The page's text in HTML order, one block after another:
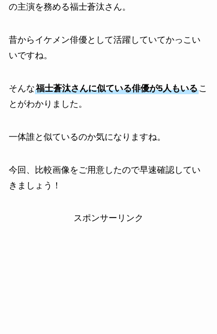
の主演を務める福士蒼汰さん。
昔からイケメン俳優として活躍していてかっこい
いですね。
そんな福士蒼汰さんに似ている俳優が5人もいるこ
とがわかりました。
一体誰と似ているのか気になりますね。
今回、比較画像をご用意したので早速確認してい
きましょう！
スポンサーリンク